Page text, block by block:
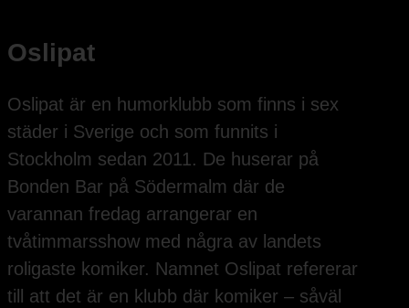
Oslipat
Oslipat är en humorklubb som finns i sex
städer i Sverige och som funnits i
Stockholm sedan 2011. De huserar på
Bonden Bar på Södermalm där de
varannan fredag arrangerar en
tvåtimmarsshow med några av landets
roligaste komiker. Namnet Oslipat refererar
till att det är en klubb där komiker – såväl